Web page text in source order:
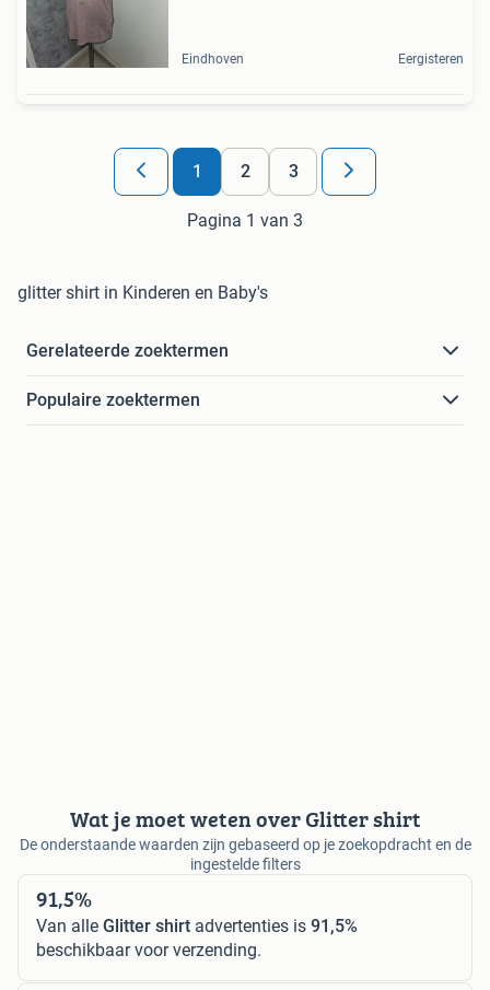
Eindhoven Eergisteren
1 2 3
Pagina 1 van 3
glitter shirt in Kinderen en Baby's
Gerelateerde zoektermen
Populaire zoektermen
Wat je moet weten over Glitter shirt
De onderstaande waarden zijn gebaseerd op je zoekopdracht en de
ingestelde filters
91,5%
Van alle Glitter shirt advertenties is 91,5%
beschikbaar voor verzending.